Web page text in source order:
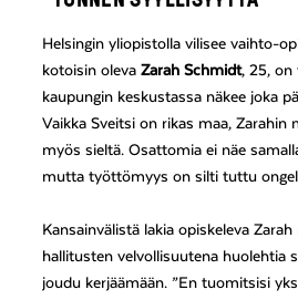
Helsingin yliopistolla vilisee vaihto-
kotoisin olevaZarah Schmidt, 25, on
kaupungin keskustassa näkee joka
Vaikka Sveitsi on rikas maa, Zarahin
myös sieltä. Osattomia ei näe
mutta työttömyys on silti tuttu
Kansainvälistä lakia opiskeleva
hallitusten velvollisuutena huolehtia
joudu kerjäämään. ”En tuomitsisi